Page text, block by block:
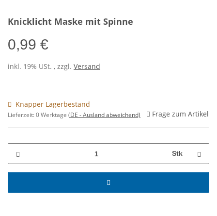
Knicklicht Maske mit Spinne
0,99 €
inkl. 19% USt. , zzgl. Versand
Knapper Lagerbestand
Lieferzeit:0 Werktage (DE - Ausland abweichend) Frage zum Artikel
Stk